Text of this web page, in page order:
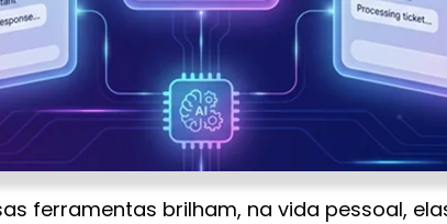
ferramentas brilham, na vida pessoal,